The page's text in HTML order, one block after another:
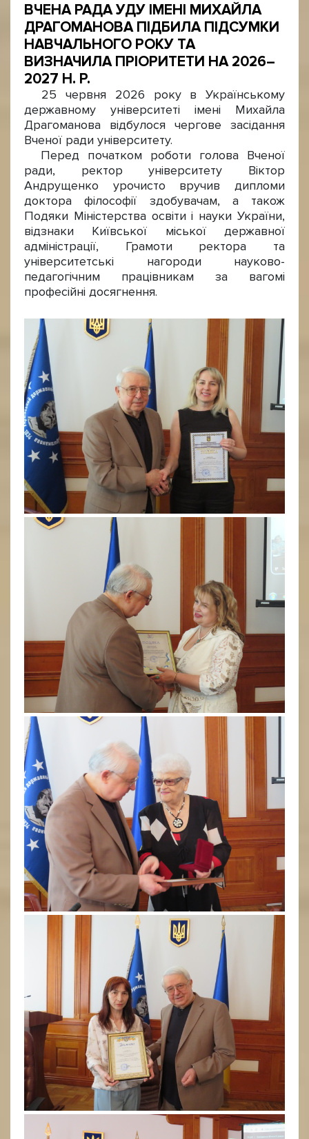
ВЧЕНА РАДА УДУ ІМЕНІ МИХАЙЛА
ДРАГОМАНОВА ПІДБИЛА ПІДСУМКИ
НАВЧАЛЬНОГО РОКУ ТА
ВИЗНАЧИЛА ПРІОРИТЕТИ НА 2026–
2027 Н. Р.
25 червня 2026 року в Українському
державному університеті імені Михайла
Драгоманова відбулося чергове засідання
Вченої ради університету.
Перед початком роботи голова Вченої
ради, ректор університету Віктор
Андрущенко урочисто вручив дипломи
доктора філософії здобувачам, а також
Подяки Міністерства освіти і науки України,
відзнаки Київської міської державної
адміністрації, Грамоти ректора та
університетські нагороди науково-
педагогічним працівникам за вагомі
професійні досягнення.